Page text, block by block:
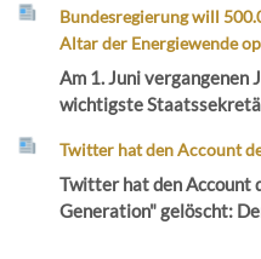
Bundesregierung will
Altar der Energiewende
Am 1. Juni vergangenen
wichtigste
Twitter hat den Account
Twitter hat den Account
Generation" gelöscht: